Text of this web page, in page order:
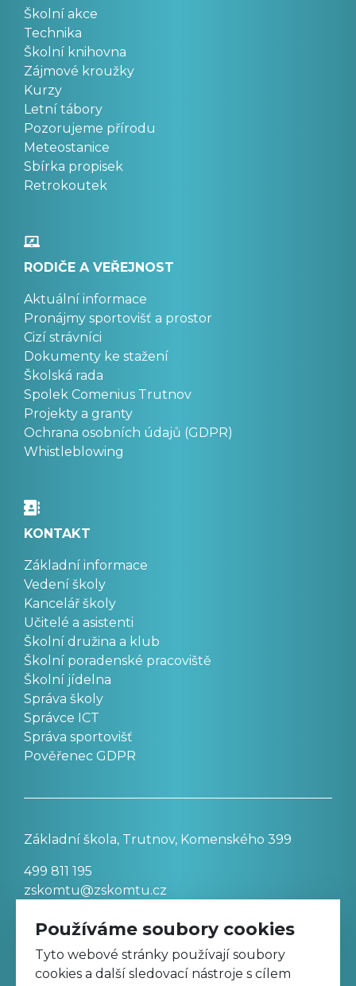
Školní akce
Technika
Školní knihovna
Zájmové kroužky
Kurzy
Letní tábory
Pozorujeme přírodu
Meteostanice
Sbírka propisek
Retrokoutek
RODIČE A VEŘEJNOST
Aktuální informace
Pronájmy sportovišť a prostor
Cizí strávníci
Dokumenty ke stažení
Školská rada
Spolek Comenius Trutnov
Projekty a granty
Ochrana osobních údajů (GDPR)
Whistleblowing
KONTAKT
Základní informace
Vedení školy
Kancelář školy
Učitelé a asistenti
Školní družina a klub
Školní poradenské pracoviště
Školní jídelna
Správa školy
Správce ICT
Správa sportovišť
Pověřenec GDPR
Základní škola, Trutnov, Komenského 399
499 811 195
zskomtu@zskomtu.cz
Prohlášení o přístupnosti stránek
Nastavení cookies
Používáme soubory cookies
Tyto webové stránky používají soubory
cookies a další sledovací nástroje s cílem